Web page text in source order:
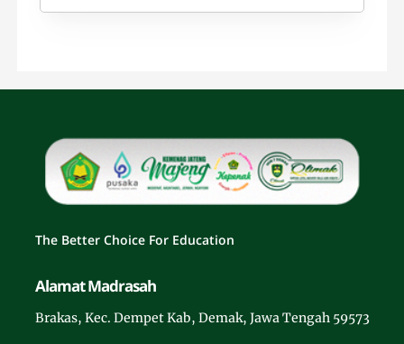
The Better Choice For Education
Alamat Madrasah
Brakas, Kec. Dempet Kab, Demak, Jawa Tengah 59573